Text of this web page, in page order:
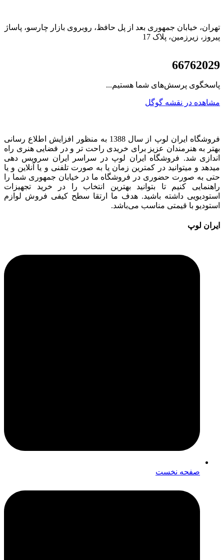
تهران، خیابان جمهوری بعد از پل حافظ، روبروی بازار چارسو، پاساژ
پیروز، زیرزمین، پلاک 17
66762029
پاسخگوی پرسش‌های شما هستیم...
مشاهده در نقشه گوگل
فروشگاه ایران لوپ از سال 1388 به منظور افزایش اطلاع رسانی
بهتر به هنرمندان عزیز برای خریدی راحت تر و در فضایی هنری راه
اندازی شد. فروشگاه ایران لوپ در سراسر ایران سرویس دهی
میدهد و میتوانید در کمترین زمان یا به صورت تلفنی و یا آنلاین و یا
حتی به صورت حضوری در فروشگاه ما در خیابان جمهوری شما را
راهنمایی کنیم تا بتوانید بهترین انتخاب را در خرید تجهیزات
استودیویی داشته باشید. هدف ما ارتقا سطح کیفی فروش لوازم
استودیو با قیمتی مناسب می‌باشد.
ایران لوپ
صفحه نخست